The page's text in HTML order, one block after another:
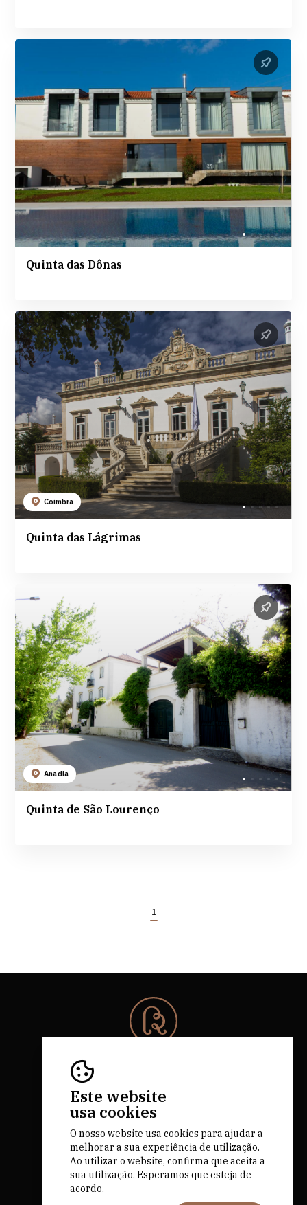
Este website
usa cookies
O nosso website usa cookies para ajudar a
melhorar a sua experiência de utilização.
Ao utilizar o website, confirma que aceita a
sua utilização. Esperamos que esteja de
acordo.
Quinta das Dônas
Coimbra
Quinta das Lágrimas
Anadia
Quinta de São Lourenço
1
RNAAT 684/2019.
by M&ADigital
Financiado por